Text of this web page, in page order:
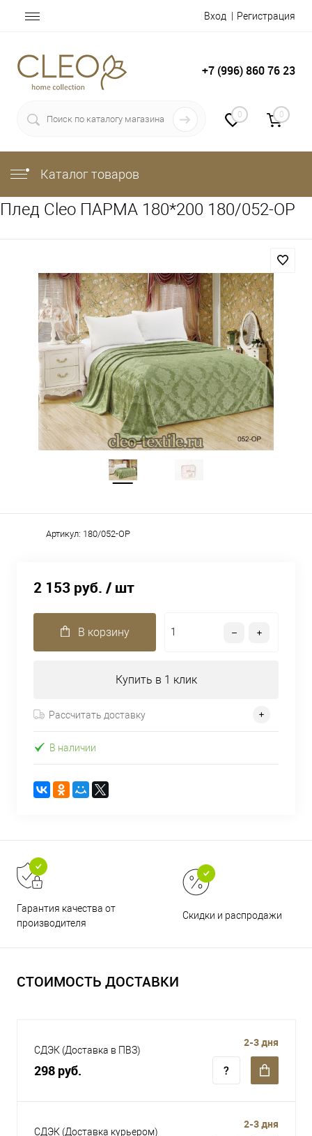
Вход Регистрация
+7 (996) 860 76 23
0 0
Каталог товаров
Плед Cleo ПАРМА 180*200 180/052-OP
Артикул: 180/052-OP
2 153 руб. / шт
В корзину
Купить в 1 клик
Рассчитать доставку
В наличии
Гарантия качества от
производителя
Скидки и распродажи
СТОИМОСТЬ ДОСТАВКИ
СДЭК (Доставка в ПВЗ)
298 руб.
2-3 дня
СДЭК (Доставка курьером)
2-3 дня